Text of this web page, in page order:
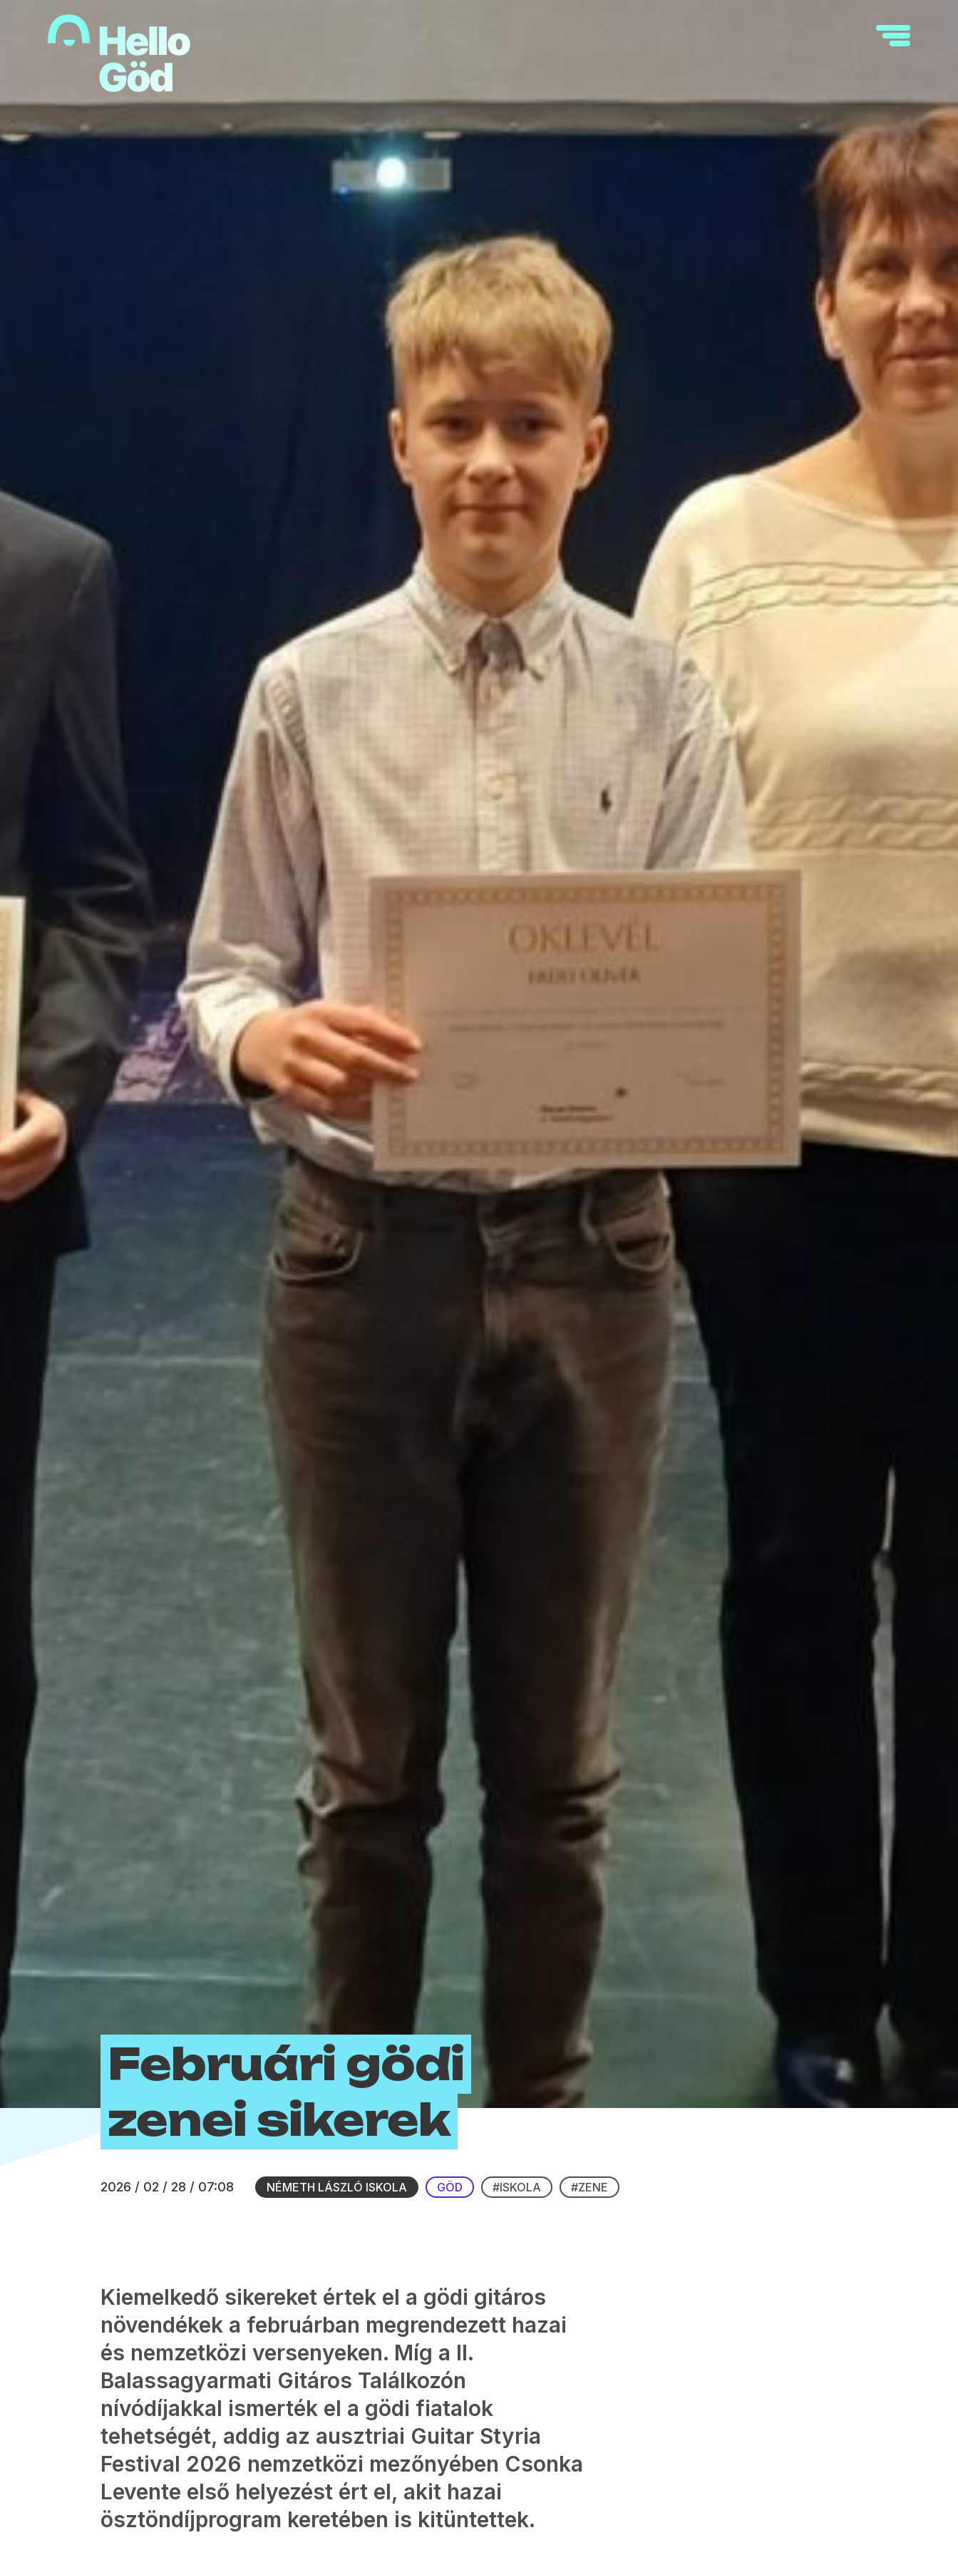
Februári gödi
zenei sikerek
2026 / 02 / 28 / 07:08 NÉMETH LÁSZLÓ ISKOLA GÖD #ISKOLA #ZENE
Kiemelkedő sikereket értek el a gödi gitáros
növendékek a februárban megrendezett hazai
és nemzetközi versenyeken. Míg a II.
Balassagyarmati Gitáros Találkozón
nívódíjakkal ismerték el a gödi fiatalok
tehetségét, addig az ausztriai Guitar Styria
Festival 2026 nemzetközi mezőnyében Csonka
Levente első helyezést ért el, akit hazai
ösztöndíjprogram keretében is kitüntettek.